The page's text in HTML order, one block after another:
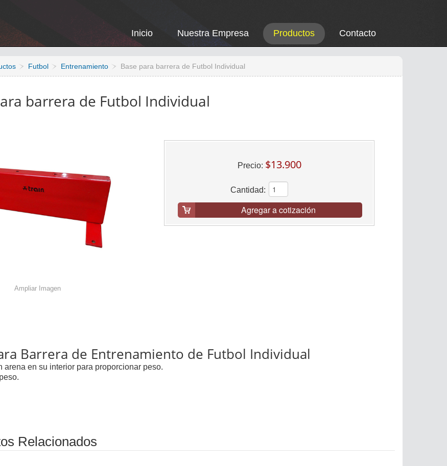
Inicio Nuestra Empresa Productos Contacto
Futbol Entrenamiento Base para barrera de Futbol Individual
barrera de Futbol Individual
Precio: $13.900
Cantidad:
Agregar a cotización
Ampliar Imagen
Barrera de Entrenamiento de Futbol Individual
arena en su interior para proporcionar peso.
Relacionados